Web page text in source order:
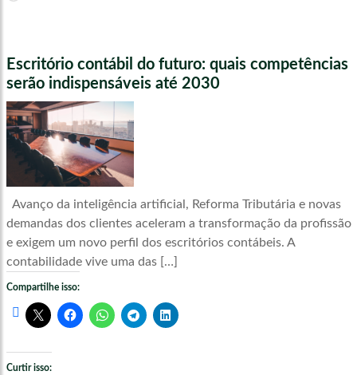
Escritório contábil do futuro: quais competências
serão indispensáveis até 2030
Avanço da inteligência artificial, Reforma Tributária e novas
demandas dos clientes aceleram a transformação da profissão
e exigem um novo perfil dos escritórios contábeis. A
contabilidade vive uma das […]
Compartilhe isso:
Curtir isso: